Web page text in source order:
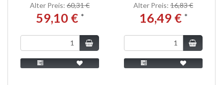
Alter Preis: 60,31 €
59,10 € *
Alter Preis: 16,83 €
16,49 € *